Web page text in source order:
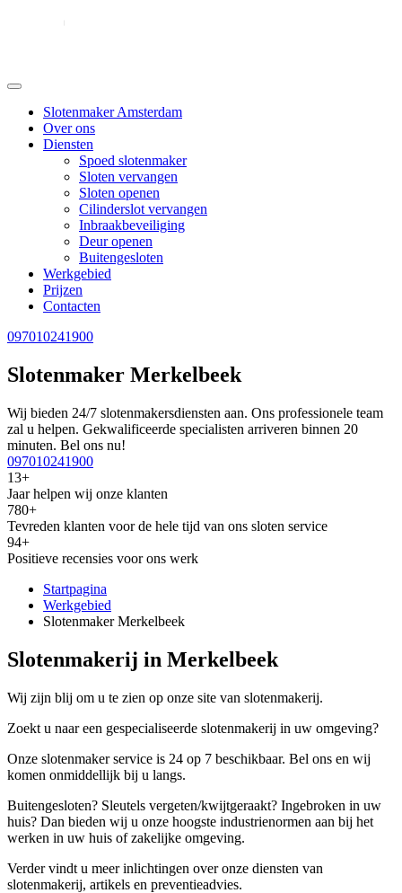
Slotenmaker Amsterdam
Over ons
Diensten
Spoed slotenmaker
Sloten vervangen
Sloten openen
Cilinderslot vervangen
Inbraakbeveiliging
Deur openen
Buitengesloten
Werkgebied
Prijzen
Contacten
097010241900
Slotenmaker Merkelbeek
Wij bieden 24/7 slotenmakersdiensten aan. Ons professionele team
zal u helpen. Gekwalificeerde specialisten arriveren binnen 20
minuten. Bel ons nu!
097010241900
13+
Jaar helpen wij onze klanten
780+
Tevreden klanten voor de hele tijd van ons sloten service
94+
Positieve recensies voor ons werk
Startpagina
Werkgebied
Slotenmaker Merkelbeek
Slotenmakerij in Merkelbeek
Wij zijn blij om u te zien op onze site van slotenmakerij.
Zoekt u naar een gespecialiseerde slotenmakerij in uw omgeving?
Onze slotenmaker service is 24 op 7 beschikbaar. Bel ons en wij
komen onmiddellijk bij u langs.
Buitengesloten? Sleutels vergeten/kwijtgeraakt? Ingebroken in uw
huis? Dan bieden wij u onze hoogste industrienormen aan bij het
werken in uw huis of zakelijke omgeving.
Verder vindt u meer inlichtingen over onze diensten van
slotenmakerij, artikels en preventieadvies.